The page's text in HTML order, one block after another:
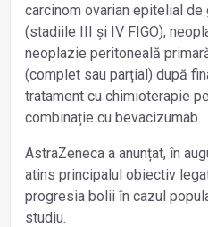
carcinom ovarian epitelial
(stadiile III și IV FIGO),
neoplazie peritoneală
(complet sau parțial) după
tratament cu chimioterapie
combinație cu bevacizumab.
AstraZeneca a anunțat, în
atins principalul obiectiv
progresia bolii în cazul
studiu.